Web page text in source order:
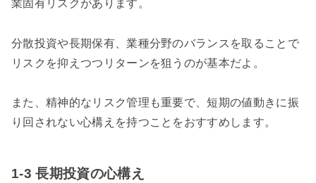
業固有リスクがあります。
分散投資や長期保有、業種分野のバランスを取ることで
リスクを抑えつつリターンを狙うのが基本だよ。
また、精神的なリスク管理も重要で、短期の値動きに振
り回されない心構えを持つことをおすすめします。
1-3 長期投資の心構え